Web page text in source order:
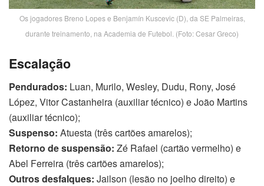
Os jogadores Breno Lopes e Benjamín Kuscevic (D), da SE Palmeiras,
durante treinamento, na Academia de Futebol. (Foto: Cesar Greco)
Escalação
Pendurados: Luan, Murilo, Wesley, Dudu, Rony, José
López, Vitor Castanheira (auxiliar técnico) e João Martins
(auxiliar técnico);
Suspenso: Atuesta (três cartões amarelos);
Retorno de suspensão: Zé Rafael (cartão vermelho) e
Abel Ferreira (três cartões amarelos);
Outros desfalques: Jailson (lesão no joelho direito) e